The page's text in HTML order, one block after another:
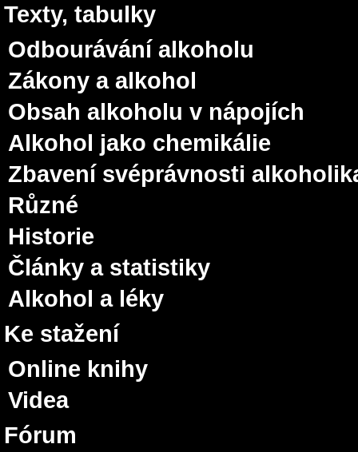
Texty, tabulky
Odbourávání alkoholu
Zákony a alkohol
Obsah alkoholu v nápojích
Alkohol jako chemikálie
Zbavení svéprávnosti
Různé
Historie
Články a statistiky
Alkohol a léky
Ke stažení
Online knihy
Videa
Fórum